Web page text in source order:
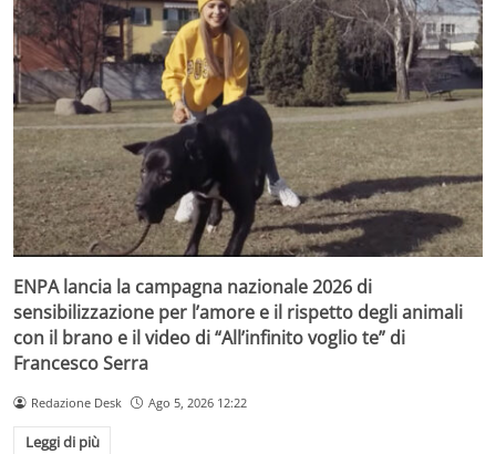
ENPA lancia la campagna nazionale 2026 di
sensibilizzazione per l’amore e il rispetto degli animali
con il brano e il video di “All’infinito voglio te” di
Francesco Serra
Redazione Desk Ago 5, 2026 12:22
Leggi di più